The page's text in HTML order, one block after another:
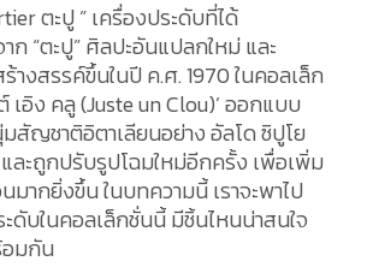
ตะปู ” เครื่องประดับที่ได้
ก “ตะปู” ศิลปะอันแปลกใหม่ และ
างสรรค์ขึ้นในปี ค.ศ. 1970 ในคอลเล็ก
เอิง คลู (Juste un Clou)’ ออกแบบ
สัญชาติอิตาเลียนอย่าง อัลโด ซิปูโย
ละถูกปรับรูปโฉมใหม่อีกครั้ง เพื่อเพิ่ม
มากยิ่งขึ้น ในบทความนี้ เราจะพาไป
ดับในคอลเล็กชั่นนี้ มีชิ้นไหนน่าสนใจ
อมกัน